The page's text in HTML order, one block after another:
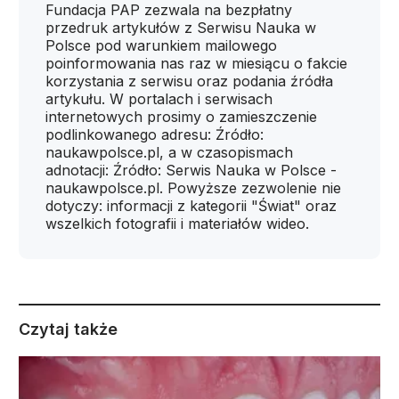
Fundacja PAP zezwala na bezpłatny
przedruk artykułów z Serwisu Nauka w
Polsce pod warunkiem mailowego
poinformowania nas raz w miesiącu o fakcie
korzystania z serwisu oraz podania źródła
artykułu. W portalach i serwisach
internetowych prosimy o zamieszczenie
podlinkowanego adresu: Źródło:
naukawpolsce.pl, a w czasopismach
adnotacji: Źródło: Serwis Nauka w Polsce -
naukawpolsce.pl. Powyższe zezwolenie nie
dotyczy: informacji z kategorii "Świat" oraz
wszelkich fotografii i materiałów wideo.
Czytaj także